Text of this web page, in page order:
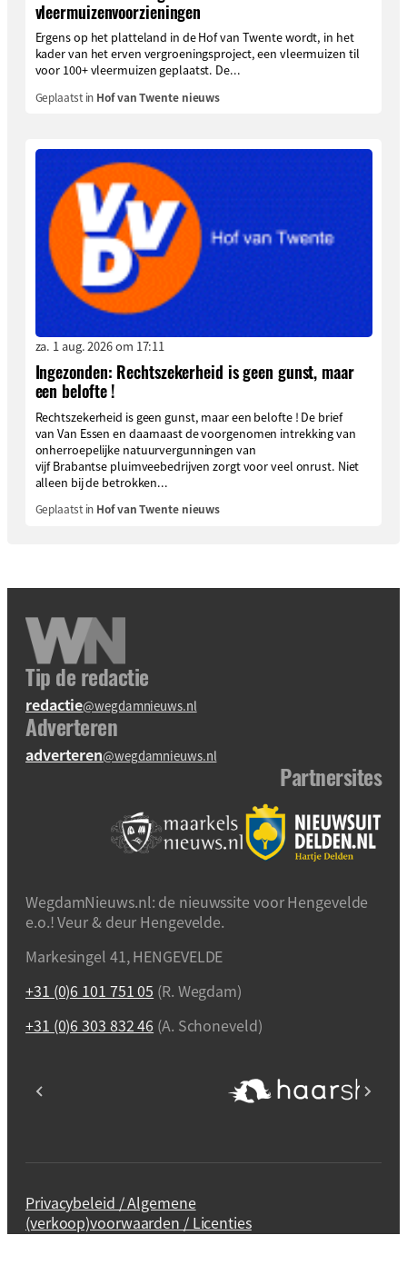
vleermuizenvoorzieningen
Ergens op het platteland in de Hof van Twente wordt, in het
kader van het erven vergroeningsproject, een vleermuizen til
voor 100+ vleermuizen geplaatst. De...
Geplaatst in Hof van Twente nieuws
za. 1 aug. 2026 om 17:11
Ingezonden: Rechtszekerheid is geen gunst, maar
een belofte !
Rechtszekerheid is geen gunst, maar een belofte ! De brief
van Van Essen en daarnaast de voorgenomen intrekking van
onherroepelijke natuurvergunningen van
vijf Brabantse pluimveebedrijven zorgt voor veel onrust. Niet
alleen bij de betrokken...
Geplaatst in Hof van Twente nieuws
Tip de redactie
redactie@wegdamnieuws.nl
Adverteren
adverteren@wegdamnieuws.nl
Partnersites
WegdamNieuws.nl: de nieuwssite voor Hengevelde
e.o.! Veur & deur Hengevelde.
Markesingel 41, HENGEVELDE
+31 (0)6 101 751 05 (R. Wegdam)
+31 (0)6 303 832 46 (A. Schoneveld)
Privacybeleid / Algemene
(verkoop)voorwaarden / Licenties